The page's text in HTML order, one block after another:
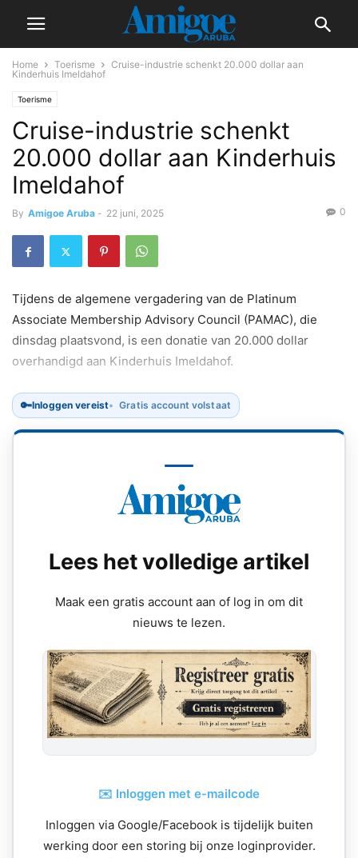
Home Toerisme
Cruise-industrie schenkt 20.000 dollar aan
Kinderhuis Imeldahof
Toerisme
Cruise-industrie schenkt
20.000 dollar aan Kinderhuis
Imeldahof
By Amigoe Aruba - 22 juni, 2025 0
Tijdens de algemene vergadering van de Platinum
Associate Membership Advisory Council (PAMAC), die
dinsdag plaatsvond, is een donatie van 20.000 dollar
overhandigd aan Kinderhuis Imeldahof.
🔑Inloggen vereist Gratis account volstaat
Lees het volledige artikel
Maak een gratis account aan of log in om dit
nieuws te lezen.
✉️ Inloggen met e-mailcode
Inloggen via Google/Facebook is tijdelijk buiten
werking door een storing bij onze loginprovider.